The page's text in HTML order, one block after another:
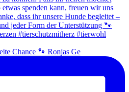
Chance 🐾 Ronjas Ge